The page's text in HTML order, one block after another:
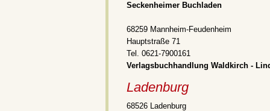
Seckenheimer Buchladen
68259 Mannheim-Feudenheim
Hauptstraße 71
Tel. 0621-7900161
Verlagsbuchhandlung Waldkirch -
Ladenburg
68526 Ladenburg